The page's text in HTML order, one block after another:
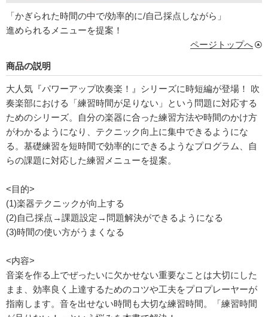
「かぎられた時間の中で/効率的に/自己採点しながら」
進められるメニューを提案！
ページトップへ
商品の説明
大人気『パワーアップ吹奏楽！』シリーズに時短編が登場！ 吹
奏楽部における「練習時間が足りない」という問題に対応する
ためのシリーズ。自分の楽器に合った練習方法や時間のかけ方
がわかるようになり、テクニック向上に集中できるようにな
る。基礎練習を短時間で効率的にできるようなプログラム、自
らの課題に対応した練習メニューを提案。
<目的>
(1)楽器テクニックが向上する
(2)自己採点→課題設定→問題解決ができるようになる
(3)時間の使い方がうまくなる
<内容>
音楽を作る上でぜったいに欠かせない重要なことは大切にした
まま、効率良く上達するためのコツや工夫をプロプレーヤーが
指南します。音を出せない時間も大切な練習時間。「練習時間